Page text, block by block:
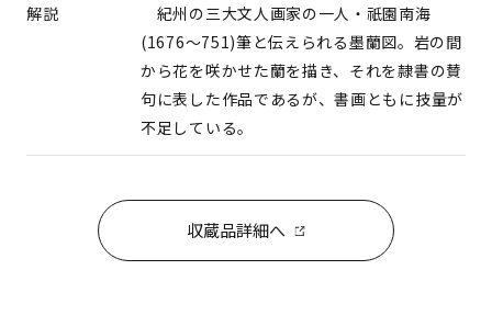
解説
紀州の三大文人画家の一人・祇園南海
(1676〜751)筆と伝えられる墨蘭図。岩の間
から花を咲かせた蘭を描き、それを隷書の賛
句に表した作品であるが、書画ともに技量が
不足している。
収蔵品詳細へ